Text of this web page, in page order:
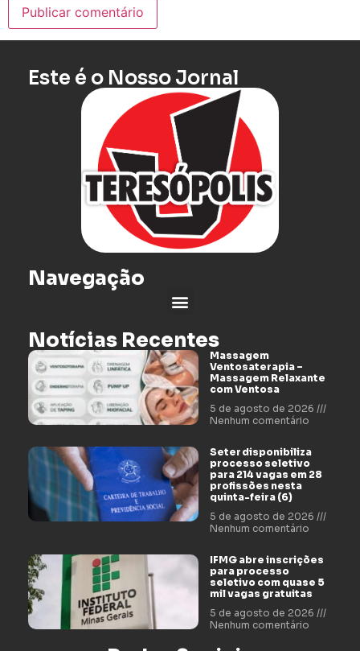
Este é o Nosso Jornal
Navegação
Notícias Recentes
Massagem
Ventosaterapia –
Massagem Relaxante
com Ventosa
5 de agosto de 2026
Nenhum comentário
Seter disponibiliza
processo seletivo
para 214 vagas em 28
profissões nesta
quinta-feira (6)
5 de agosto de 2026
Nenhum comentário
IFMG abre inscrições
para processo
seletivo com quase 5
mil vagas gratuitas
5 de agosto de 2026
Nenhum comentário